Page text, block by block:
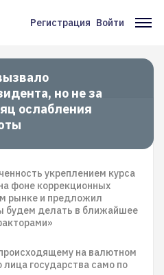
Меню
учётной
записи
пользователя
Регистрация Войти
но не за
ослабления
укреплением курса
фоне коррекционных
рынке и предложил
будем делать в ближайшее
на валютном
государства само по